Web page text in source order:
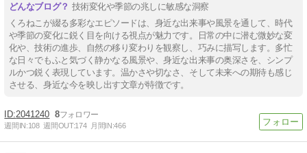
技術変化や季節の兆しに敏感な洞察
くろねこが綴る多彩なエピソードは、身近な出来事や風景を通して、時代
や季節の変化に鋭く目を向ける視点が魅力です。日常の中に潜む微妙な変
化や、技術の進歩、自然の移り変わりを観察し、巧みに描写します。多忙
な日々でもふと気づく静かなる風景や、身近な出来事の奥深さを、シンプ
ルかつ鋭く表現しています。温かさや切なさ、そして未来への期待も感じ
させる、身近な今を映し出す文章が特徴です。
2041240 8
週間IN:108 週間OUT:174 月間IN:466